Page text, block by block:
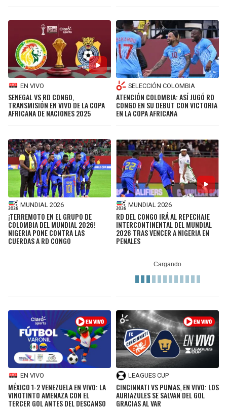
EN VIVO
SENEGAL VS RD CONGO,
TRANSMISIÓN EN VIVO DE LA COPA
AFRICANA DE NACIONES 2025
SELECCIÓN COLOMBIA
ATENCIÓN COLOMBIA: ASÍ JUGÓ RD
CONGO EN SU DEBUT CON VICTORIA
EN LA COPA AFRICANA
MUNDIAL 2026
¡TERREMOTO EN EL GRUPO DE
COLOMBIA DEL MUNDIAL 2026!
NIGERIA PONE CONTRA LAS
CUERDAS A RD CONGO
MUNDIAL 2026
RD DEL CONGO IRÁ AL REPECHAJE
INTERCONTINENTAL DEL MUNDIAL
2026 TRAS VENCER A NIGERIA EN
PENALES
EN VIVO
MÉXICO 1-2 VENEZUELA EN VIVO: LA
VINOTINTO AMENAZA CON EL
TERCER GOL ANTES DEL DESCANSO
LEAGUES CUP
CINCINNATI VS PUMAS, EN VIVO: LOS
AURIAZULES SE SALVAN DEL GOL
GRACIAS AL VAR